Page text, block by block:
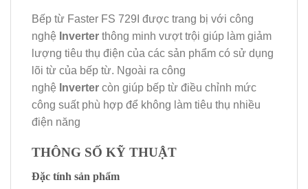
Bếp từ Faster FS 729I được trang bị với công
nghệ Inverter thông minh vượt trội giúp làm giảm
lượng tiêu thụ điện của các sản phẩm có sử dụng
lõi từ của bếp từ. Ngoài ra công
nghệ Inverter còn giúp bếp từ điều chỉnh mức
công suất phù hợp để không làm tiêu thụ nhiều
điện năng
THÔNG SỐ KỸ THUẬT
Đặc tính sản phẩm